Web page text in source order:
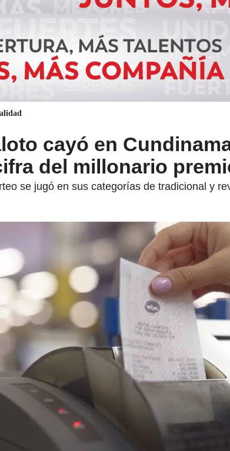
cayó en
del millonario
se jugó en sus categorías de tradicional y